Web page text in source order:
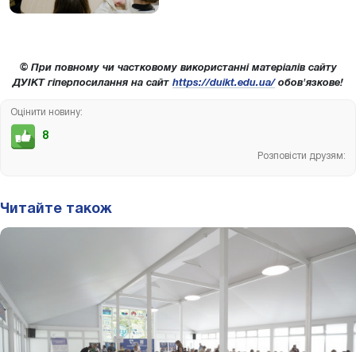
© При повному чи частковому використанні матеріалів сайту
ДУІКТ гіперпосилання на сайт https://duikt.edu.ua/ обов'язкове!
Оцінити новину:
8
Розповісти друзям:
Читайте також